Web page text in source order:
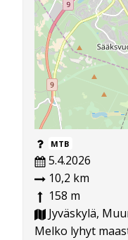
MTB
5.4.2026
10,2 km
158 m
Jyväskylä,
Melko lyhyt